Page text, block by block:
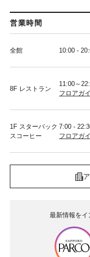
営業時間
全館 10:00 -
8F レストラン
11:00～
フロアガ
1F スターバック
スコーヒー
7:00 -
フロアガ
最新情報をイ